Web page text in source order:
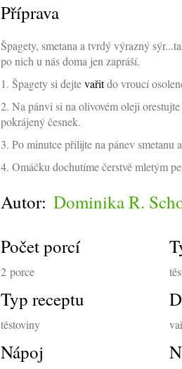
Příprava
Špagety, smetana a tvrdý výrazný
po nich u nás doma jen zapráší.
1. Špagety si dejtevařitdo vroucí
2. Na pánvi si na olivovém oleji
pokrájený česnek.
3. Po minutce přilijte na pánev smetanu
4. Omáčku dochutíme čerstvě mletým
Autor: Dominika R.
Počet porcí
2 porce
Typ receptu
těstoviny
Nápoj